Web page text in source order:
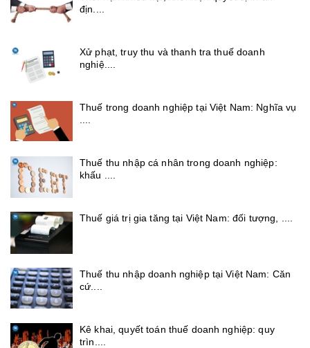
địn....
Xử phạt, truy thu và thanh tra thuế doanh
nghiệ....
Thuế trong doanh nghiệp tại Việt Nam: Nghĩa vụ
....
Thuế thu nhập cá nhân trong doanh nghiệp:
khấu ....
Thuế giá trị gia tăng tại Việt Nam: đối tượng, ....
Thuế thu nhập doanh nghiệp tại Việt Nam: Căn
cứ....
Kê khai, quyết toán thuế doanh nghiệp: quy
trìn....